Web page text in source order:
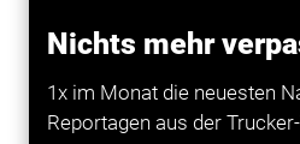
Nichts mehr
1x im Monat die neuesten
Reportagen aus der
Wenige Brände mit großer
Klar ist aber auch: Wenn so
richtig. Die Zellen können